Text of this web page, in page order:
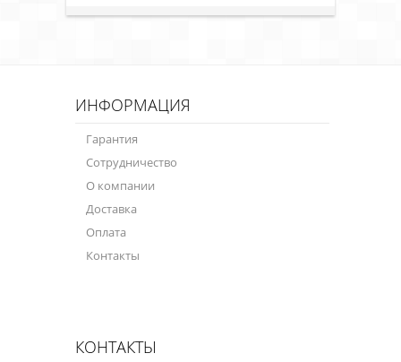
ИНФОРМАЦИЯ
Гарантия
Сотрудничество
О компании
Доставка
Оплата
Контакты
КОНТАКТЫ